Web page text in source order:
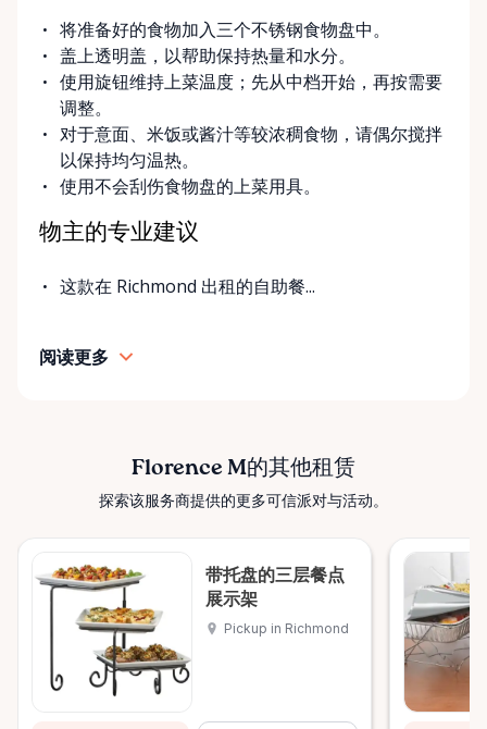
将准备好的食物加入三个不锈钢食物盘中。
盖上透明盖，以帮助保持热量和水分。
使用旋钮维持上菜温度；先从中档开始，再按需要
调整。
对于意面、米饭或酱汁等较浓稠食物，请偶尔搅拌
以保持均匀温热。
使用不会刮伤食物盘的上菜用具。
物主的专业建议
这款在 Richmond 出租的自助餐...
阅读更多
Florence M的其他租赁
探索该服务商提供的更多可信派对与活动。
带托盘的三层餐点
展示架
Pickup in Richmond